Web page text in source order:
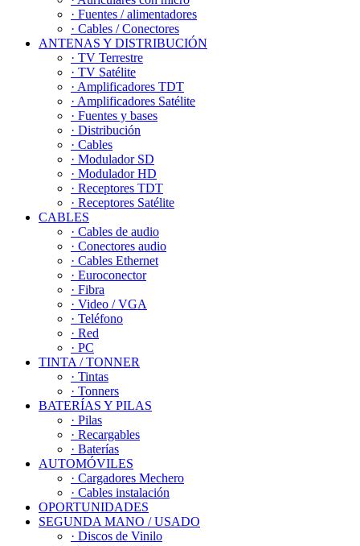
· Fuentes / alimentadores
· Cables / Conectores
ANTENAS Y DISTRIBUCIÓN
· TV Terrestre
· TV Satélite
· Amplificadores TDT
· Amplificadores Satélite
· Fuentes y bases
· Distribución
· Cables
· Modulador SD
· Modulador HD
· Receptores TDT
· Receptores Satélite
CABLES
· Cables de audio
· Conectores audio
· Cables Ethernet
· Euroconector
· Fibra
· Video / VGA
· Teléfono
· Red
· PC
TINTA / TONNER
· Tintas
· Tonners
BATERÍAS Y PILAS
· Pilas
· Recargables
· Baterías
AUTOMÓVILES
· Cargadores Mechero
· Cables instalación
OPORTUNIDADES
SEGUNDA MANO / USADO
· Discos de Vinilo